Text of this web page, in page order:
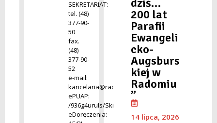
SEKRETARIAT:
tel. (48)
377-90-
50
fax.
(48)
377-90-
52
e-mail:
kancelaria@radom.archiwa.gov.pl
ePUAP:
/936g4uruls/SkrytkaESP
eDoręczenia:
dziś…
200 lat
Parafii
Ewangeli
cko-
Augsburs
kiej w
Radomiu
”
14 lipca, 2026